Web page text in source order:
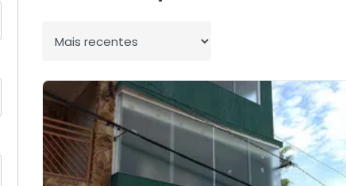
Ordenar por